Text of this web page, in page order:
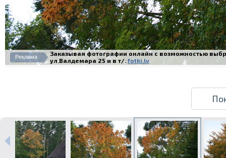
Реклама
Заказывая фотографии онлайн с возможностью
ул.Валдемара 25 и в т/. fotki.lv